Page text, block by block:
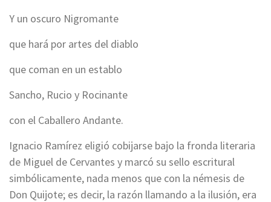
Y un oscuro Nigromante
que hará por artes del diablo
que coman en un establo
Sancho, Rucio y Rocinante
con el Caballero Andante.
Ignacio Ramírez eligió cobijarse bajo la fronda literaria
de Miguel de Cervantes y marcó su sello escritural
simbólicamente, nada menos que con la némesis de
Don Quijote; es decir, la razón llamando a la ilusión, era